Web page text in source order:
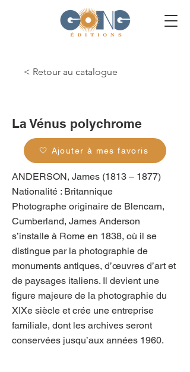
< Retour au catalogue
La Vénus polychrome
🤍 Ajouter à mes favoris
ANDERSON, James (1813 – 1877)
Nationalité : Britannique
Photographe originaire de Blencarn,
Cumberland, James Anderson
s’installe à Rome en 1838, où il se
distingue par la photographie de
monuments antiques, d’œuvres d’art et
de paysages italiens. Il devient une
figure majeure de la photographie du
XIXe siècle et crée une entreprise
familiale, dont les archives seront
conservées jusqu’aux années 1960.